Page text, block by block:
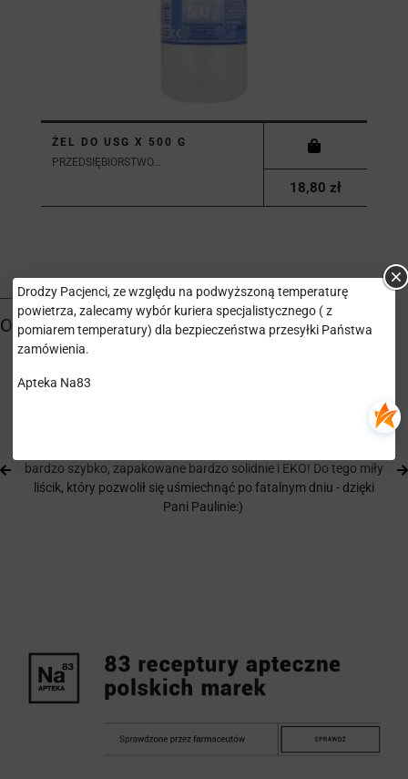
ŻEL DO USG X 500 G
PRZEDSIĘBIORSTWO...
18,80 zł
bardzo szybko, zapakowane bardzo solidnie i EKO! Do tego miły
liścik, który pozwolił się uśmiechnąć po fatalnym dniu - dzięki
Pani Paulinie:)
Drodzy Pacjenci, ze względu na podwyższoną temperaturę
powietrza, zalecamy wybór kuriera specjalistycznego ( z
pomiarem temperatury) dla bezpieczeństwa przesyłki Państwa
zamówienia.
Apteka Na83